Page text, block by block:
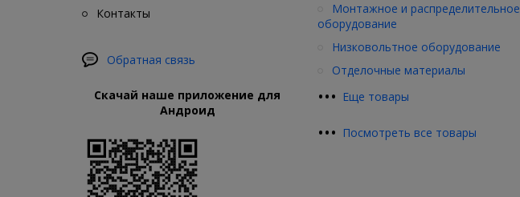
Контакты
Обратная связь
Скачай наше приложение для
Андроид
••• Еще товары
Монтажное и распределительное
оборудование
Низковольтное оборудование
Отделочные материалы
••• Посмотреть все товары